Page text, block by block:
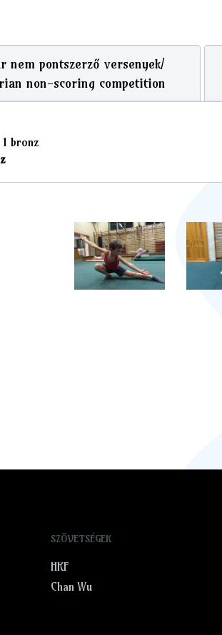
nem pontszerző versenyek/
non-scoring competition
bronz
SZÖVETSÉGEK
HKF
Chan Wu